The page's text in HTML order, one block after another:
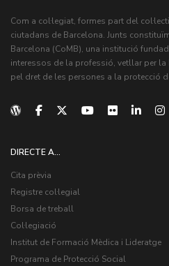
Com a col·legiat, formes part del
ciutadans de Barcelona. Junts
Barcelona (CoMB), una institució
interessos de la professió, vetllar per
pel dret de les persones a la protecció
DIRECTE A...
Cita prèvia
Registre col·legial
Borsa de treball
Col·legiació
Institut de Formació Mèdica i Lideratge
Programa de Protecció Social